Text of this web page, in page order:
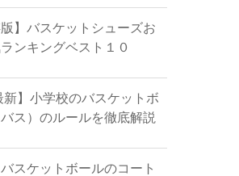
版】バスケットシューズお
ンキングベスト１０
新】小学校のバスケットボ
ス）のルールを徹底解説
バスケットボールのコート